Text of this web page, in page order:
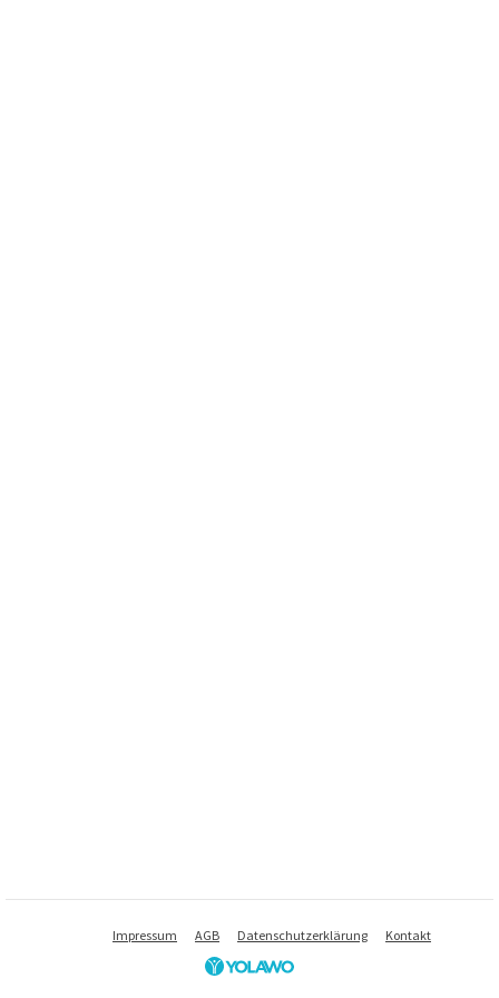
Impressum AGB Datenschutzerklärung Kontakt